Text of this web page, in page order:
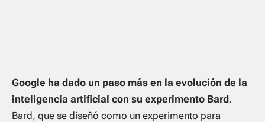
Google ha dado un paso más en la evolución de la
inteligencia artificial con su experimento Bard.
Bard, que se diseñó como un experimento para